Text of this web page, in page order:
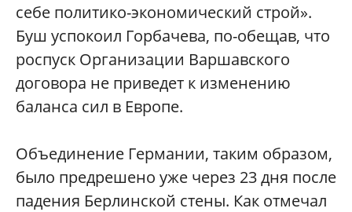
себе политико-экономический строй».
Буш успокоил Горбачева, по-обещав, что
роспуск Организации Варшавского
договора не приведет к изменению
баланса сил в Европе.
Объединение Германии, таким образом,
было предрешено уже через 23 дня после
падения Берлинской стены. Как отмечал